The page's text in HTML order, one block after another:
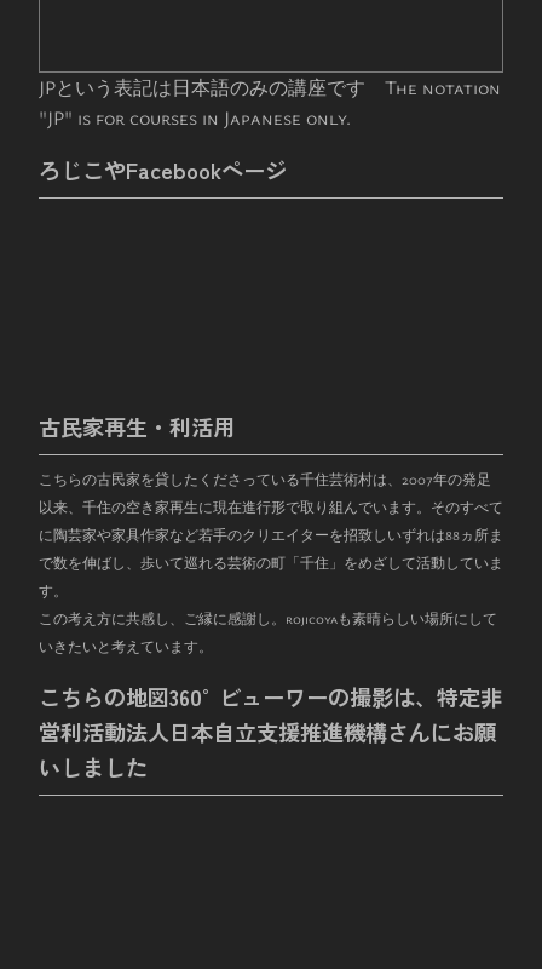
JPという表記は日本語のみの講座です The notation
"JP" is for courses in Japanese only.
ろじこやFacebookページ
古民家再生・利活用
こちらの古民家を貸したくださっている千住芸術村は、 2007年の発足
以来、千住の空き家再生に現在進行形で取り組んでいます。そのすべて
に陶芸家や家具作家など若手のクリエイターを招致しいずれは88ヵ所ま
で数を伸ばし、歩いて巡れる芸術の町「千住」をめざして活動していま
す。
この考え方に共感し、ご縁に感謝し。rojicoyaも素晴らしい場所にして
いきたいと考えています。
こちらの地図360°ビューワーの撮影は、特定非
営利活動法人日本自立支援推進機構さんにお願
いしました